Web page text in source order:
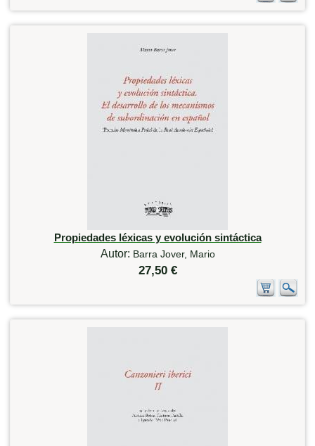
Propiedades léxicas y evolución sintáctica
Autor: Barra Jover, Mario
27,50 €